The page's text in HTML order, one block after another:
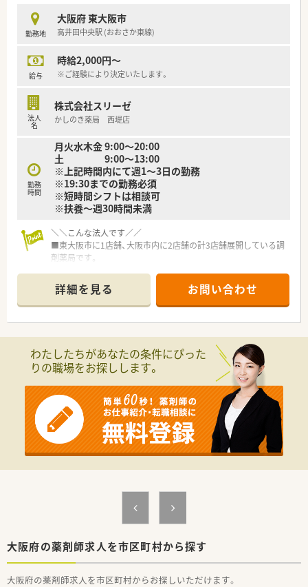
勤務地
大阪府 東大阪市
高井田中央駅 (おおさか東線)
給与
時給2,000円～
※ご経験により決定いたします。
法人
名
株式会社スリーゼ
かしのき薬局 西堤店
勤務
時間
月火水木金 9:00～20:00
土 9:00～13:00
※上記時間内にて週1～3日の勤務
※19:30までの勤務必須
※短時間シフトは相談可
※扶養～週30時間未満
＼＼こんな法人です／／
■東大阪市に1店舗、大阪市内に2店舗の計3店舗展開している調
剤薬局です。
大阪市）、田辺駅前店（東住吉）とドクターとのつながりが強く開
設されています。
■どの店舗もクリニックの処方を応需しており、一から作ってい
るため、代表のこだわりが詰まった店舗ばかりです。
■代表は男性で薬剤師ですので、薬剤師目線での評価を頂けま
す。
＼＼こんな薬局です／／
■電子薬歴をはじめ、皮膚科門前ですので、練機も導入されてい
ます。
■処方箋は8割が皮膚科でその他は整形外科と面になります。
■患者様の年齢層は偏りが無く、老若男女問わず受診されます。
＼＼こんな働き方です／／
■当薬局で就業いただくにあたっては一人薬剤師のご勤務は必
詳細を見る お問い合わせ
わたしたちがあなたの条件にぴった
りの職場をお探しします。
大阪府の薬剤師求人を市区町村から探す
大阪府の薬剤師求人を市区町村からお探しいただけます。